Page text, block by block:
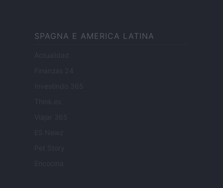
SPAGNA E AMERICA LATINA
Actualidad
Finanzas 24
Investindo 365
Think.es
Viajar 365
ES Newz
Encocina